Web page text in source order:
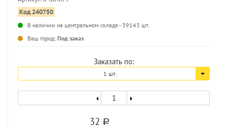
Код 240750
В наличии на центральном складе - 39143 шт.
Ваш город: Под заказ
Заказать по:
1 шт.
32 a